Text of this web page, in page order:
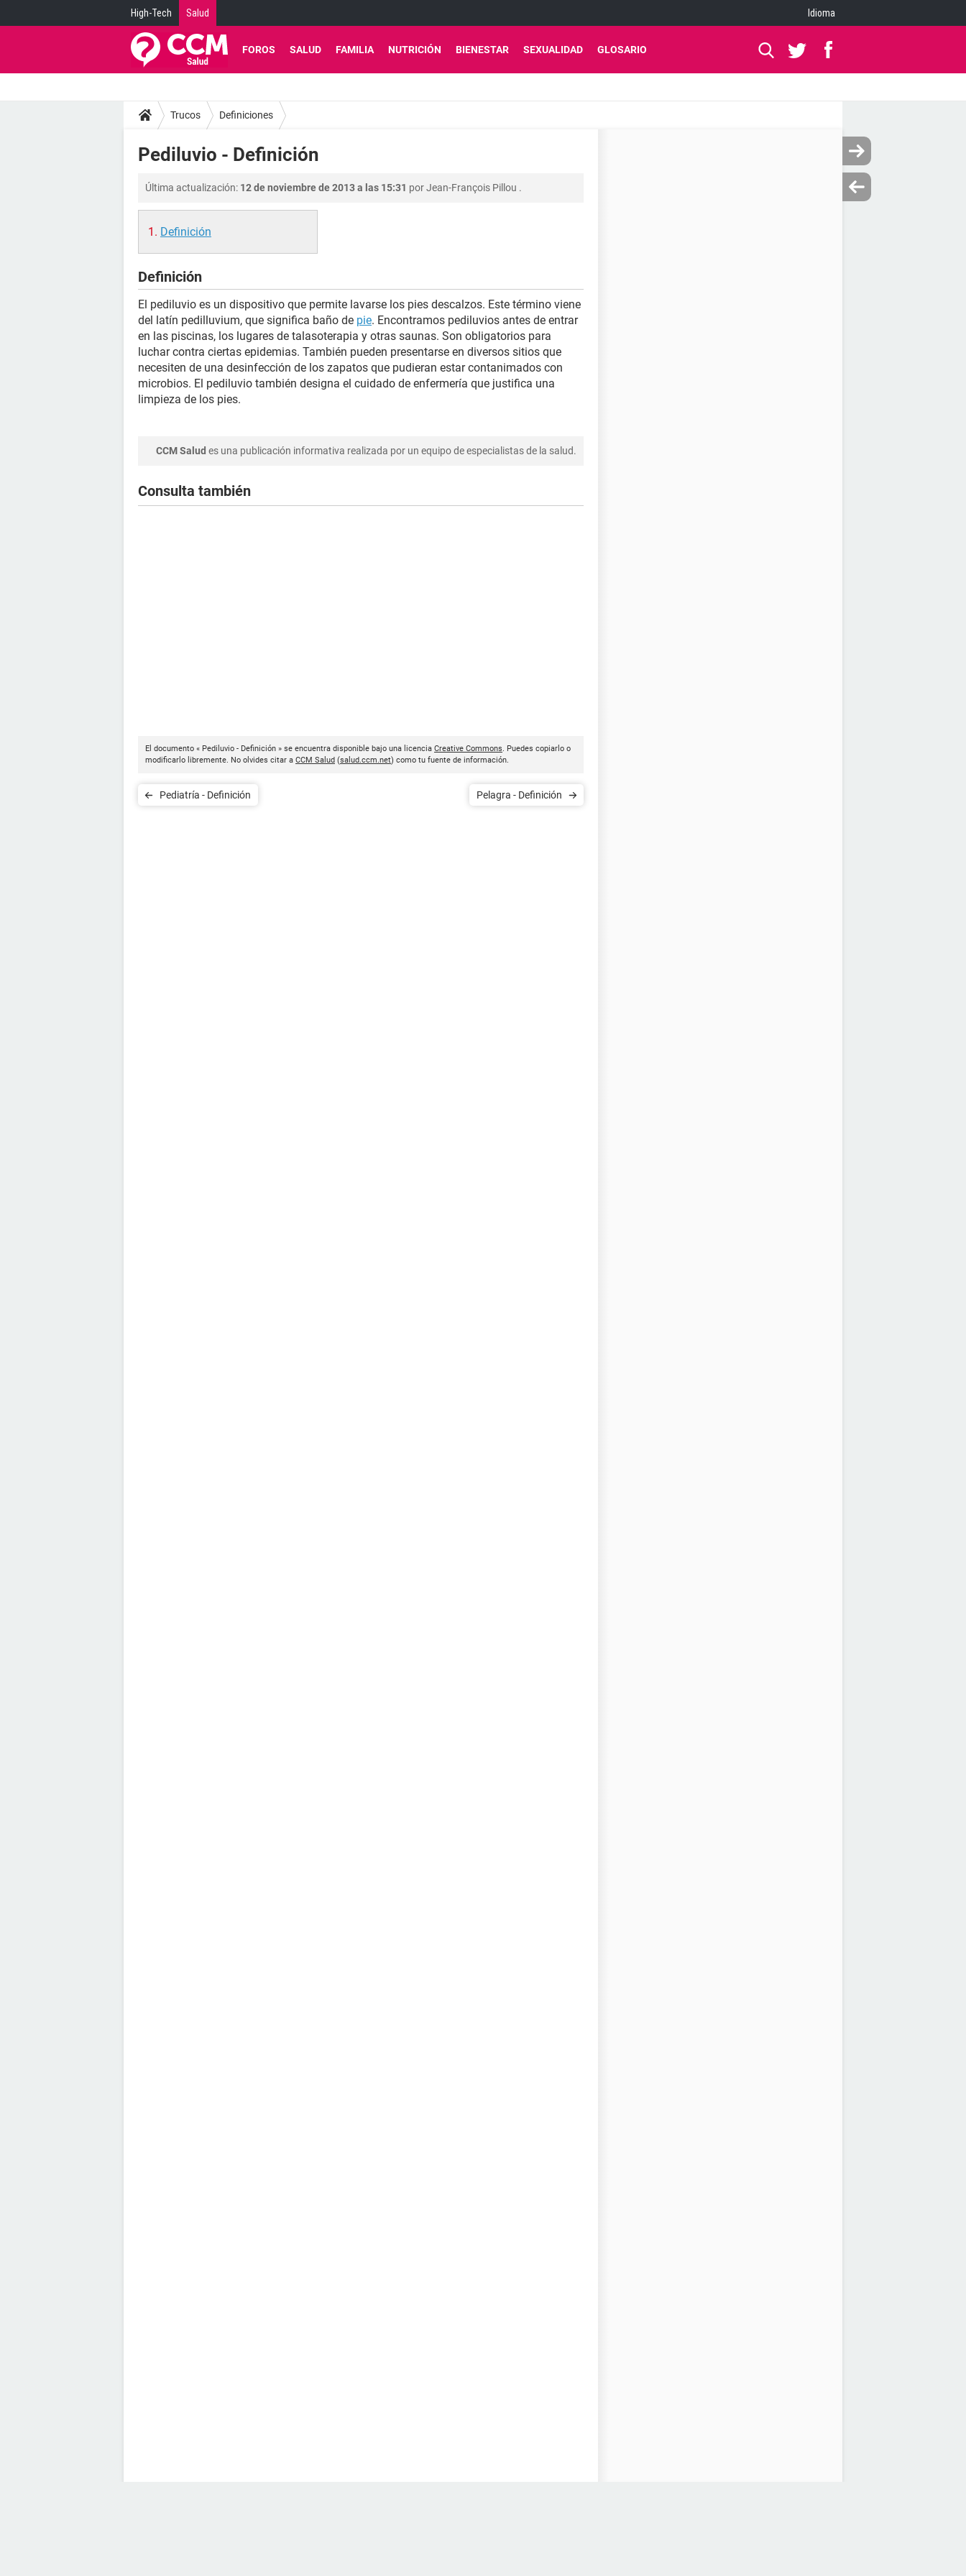
High-Tech Salud Idioma
FOROS SALUD FAMILIA NUTRICIÓN BIENESTAR SEXUALIDAD GLOSARIO
Trucos Definiciones
Pediluvio - Definición
Última actualización: 12 de noviembre de 2013 a las 15:31 porJean-François Pillou .
Definición
Definición
El pediluvio es un dispositivo que permite lavarse los pies descalzos. Este término viene
del latín pedilluvium, que significa baño de pie. Encontramos pediluvios antes de entrar
en las piscinas, los lugares de talasoterapia y otras saunas. Son obligatorios para
luchar contra ciertas epidemias. También pueden presentarse en diversos sitios que
necesiten de una desinfección de los zapatos que pudieran estar contanimados con
microbios. El pediluvio también designa el cuidado de enfermería que justifica una
limpieza de los pies.
CCM Salud es una publicación informativa realizada por un equipo de especialistas de la salud.
Consulta también
El documento « Pediluvio - Definición » se encuentra disponible bajo una licencia Creative Commons. Puedes copiarlo o
modificarlo libremente. No olvides citar a CCM Salud (salud.ccm.net) como tu fuente de información.
Pediatría - Definición Pelagra - Definición